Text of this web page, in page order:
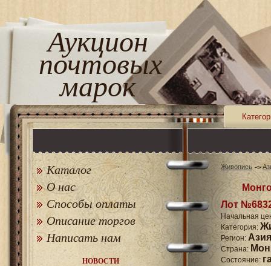
Аукцион
почтовых
марок
Каталог
О нас
Способы оплаты
Описание торгов
Написать нам
НОВОСТИ
Живопись
Лот
Начальная
Категория:
Регион: Азия
Страна:
Состояние: